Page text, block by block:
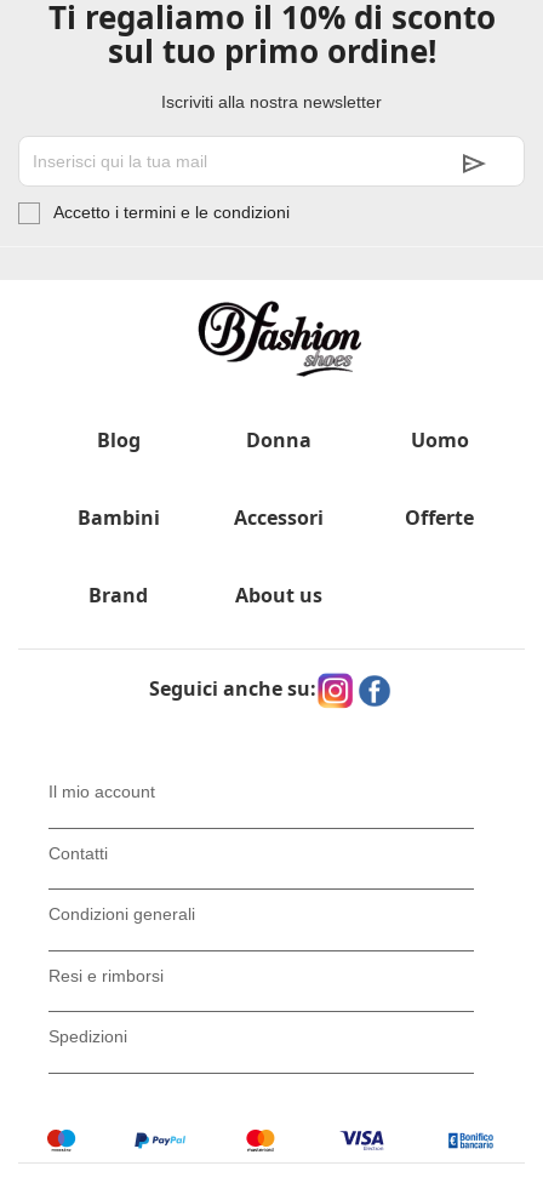
Ti regaliamo il 10% di sconto
sul tuo primo ordine!
Iscriviti alla nostra newsletter
Accetto i termini e le condizioni
Blog Donna Uomo
Bambini Accessori Offerte
Brand About us
Seguici anche su:
Il mio account
Contatti
Condizioni generali
Resi e rimborsi
Spedizioni